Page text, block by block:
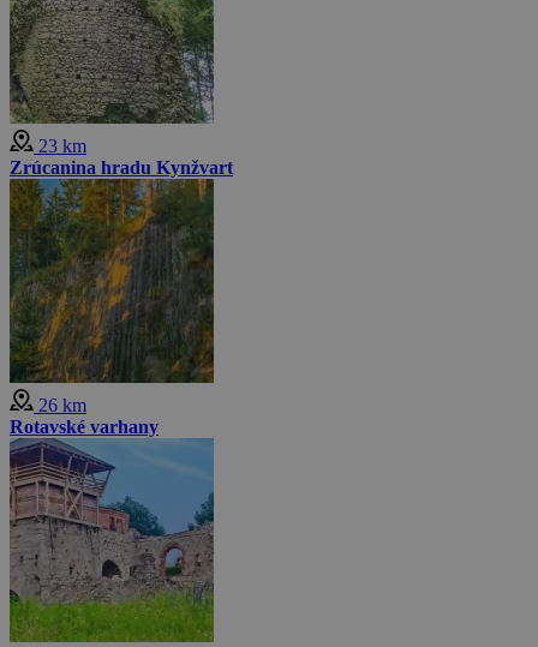
23 km
Zrúcanina hradu Kynžvart
26 km
Rotavské varhany